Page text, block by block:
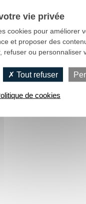
vie privée
cookies pour améliorer
et proposer des
refuser ou personnaliser
Tout refuser
de cookies